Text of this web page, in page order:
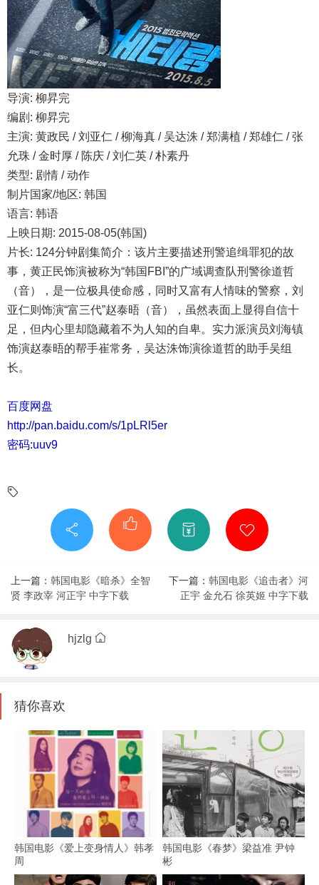
导演: 柳昇完
编剧: 柳昇完
主演: 黄政民 / 刘亚仁 / 柳海真 / 吴达洙 / 郑满植 / 郑雄仁 / 张
允珠 / 金时厚 / 陈庆 / 刘仁英 / 朴素丹
类型: 剧情 / 动作
制片国家/地区: 韩国
语言: 韩语
上映日期: 2015-08-05(韩国)
片长: 124分钟剧集简介：该片主要描述刑警追缉罪犯的故
事，黄正民饰演被称为“韩国FBI”的广域调查队刑警徐道哲
（音），是一位极具使命感，同时又富有人情味的警察，刘
亚仁则饰演“富三代”赵泰晤（音），虽然表面上显得自信十
足，但内心里却隐藏着不为人知的自卑。实力派演员刘海镇
饰演赵泰晤的帮手崔常务，吴达洙饰演徐道哲的助手吴组
长。
百度网盘
http://pan.baidu.com/s/1pLRl5er
密码:uuv9
上一篇： 韩国电影《暗杀》全智
贤 李政宰 河正宇 中字下载
下一篇： 韩国电影《追击者》河
正宇 金允石 徐英姬 中字下载
hjzlg
猜你喜欢
韩国电影《爱上变身情人》韩孝
周
韩国电影《春梦》梁益准 尹钟
彬